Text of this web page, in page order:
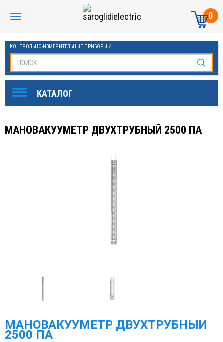
0
КОНТРОЛЬНО-ИЗМЕРИТЕЛЬНЫЕ ПРИБОРЫ И
МАНОВАКУУМЕТР ДВУХТРУБНЫЙ 2500 ПА
МАНОВАКУУМЕТР ДВУХТРУБНЫЙ
2500 ПА